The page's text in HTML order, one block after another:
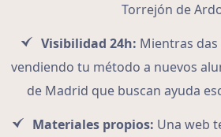
Torrejón de
Visibilidad 24h: Mientras
vendiendo tu método a nuevos
de Madrid que buscan ayuda
Materiales propios: Una web